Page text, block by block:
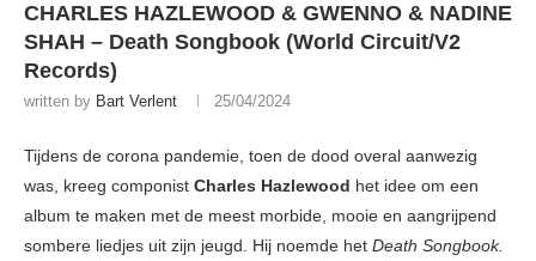
CHARLES HAZLEWOOD & GWENNO & NADINE
SHAH – Death Songbook (World Circuit/V2
Records)
written by Bart Verlent 25/04/2024
Tijdens de corona pandemie, toen de dood overal aanwezig
was, kreeg componist Charles Hazlewood het idee om een
album te maken met de meest morbide, mooie en aangrijpend
sombere liedjes uit zijn jeugd. Hij noemde het Death Songbook.